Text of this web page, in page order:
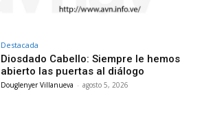
Destacada
Diosdado Cabello: Siempre le hemos
abierto las puertas al diálogo
Douglenyer Villanueva - agosto 5, 2026